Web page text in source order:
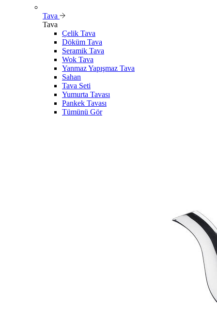
Tava
Tava
Çelik Tava
Döküm Tava
Seramik Tava
Wok Tava
Yanmaz Yapışmaz Tava
Sahan
Tava Seti
Yumurta Tavası
Pankek Tavası
Tümünü Gör